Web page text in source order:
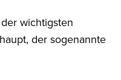
wichtigsten
der sogenannte